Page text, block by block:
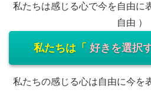
私たちは感じる心で今を自由に
自由 ）
私たちは「 好きを選択
私たちの感じる心は自由に今を